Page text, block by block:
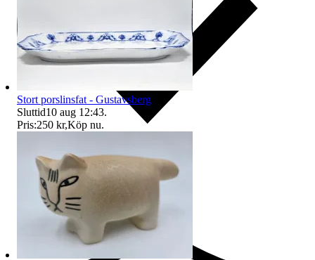
Ersättning om du inte får din vara
Stort porslinsfat - Gustavsberg
Sluttid10 aug 12:43.
Pris:250 kr,Köp nu.